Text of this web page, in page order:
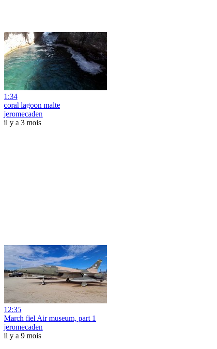
1:34
coral lagoon malte
jeromecaden
il y a 3 mois
12:35
March fiel Air museum, part 1
jeromecaden
il y a 9 mois